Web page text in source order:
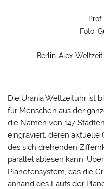
Foto:
Berlin-Alex-
Die Urania Weltzeituhr ist
für Menschen aus der
die Namen von 147
eingraviert, deren aktuelle
des sich drehenden
parallel ablesen kann.
Planetensystem, das die
anhand des Laufs der